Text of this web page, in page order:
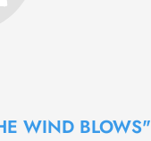
WIND BLOWS"